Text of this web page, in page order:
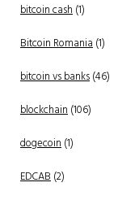
bitcoin cash(1)
Bitcoin Romania(1)
bitcoin vs banks(46)
blockchain(106)
dogecoin(1)
EDCAB(2)